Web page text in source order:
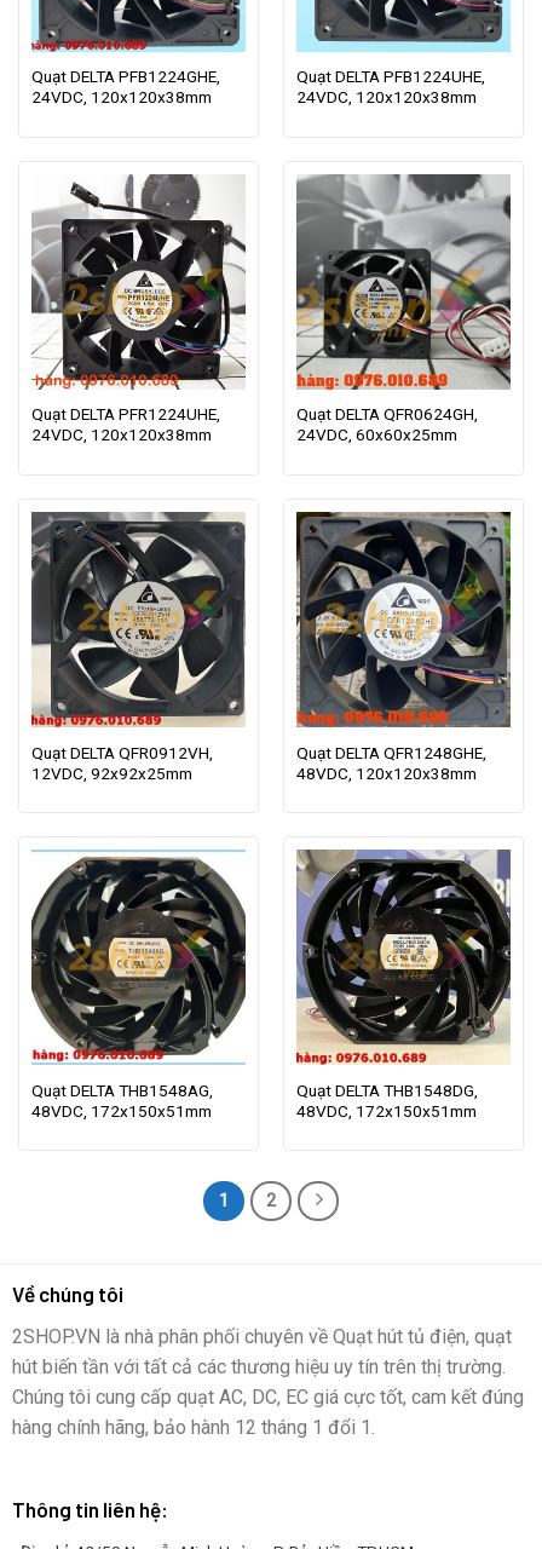
Quạt DELTA PFB1224GHE,
24VDC, 120x120x38mm
Quạt DELTA PFB1224UHE,
24VDC, 120x120x38mm
Quạt DELTA PFR1224UHE,
24VDC, 120x120x38mm
Quạt DELTA QFR0624GH,
24VDC, 60x60x25mm
Quạt DELTA QFR0912VH,
12VDC, 92x92x25mm
Quạt DELTA QFR1248GHE,
48VDC, 120x120x38mm
Quạt DELTA THB1548AG,
48VDC, 172x150x51mm
Quạt DELTA THB1548DG,
48VDC, 172x150x51mm
1 2
Về chúng tôi
2SHOP.VN là nhà phân phối chuyên về Quạt hút tủ điện, quạt
hút biến tần với tất cả các thương hiệu uy tín trên thị trường.
Chúng tôi cung cấp quạt AC, DC, EC giá cực tốt, cam kết đúng
hàng chính hãng, bảo hành 12 tháng 1 đổi 1.
Thông tin liên hệ: